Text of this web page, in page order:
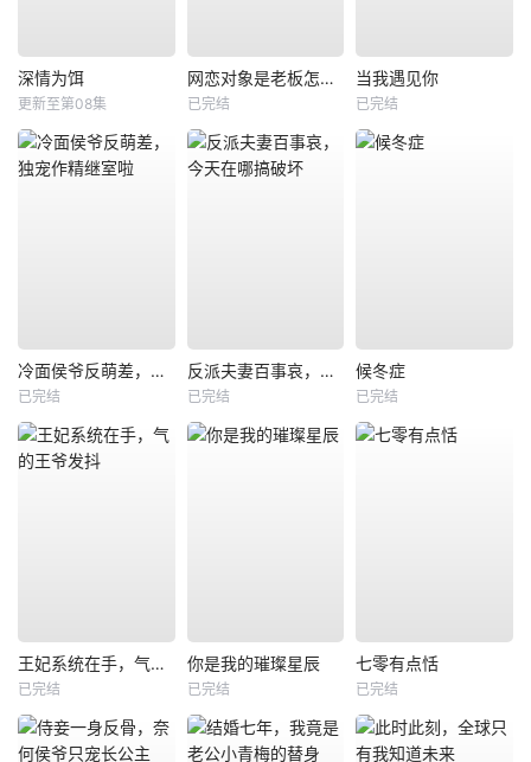
深情为饵
更新至第08集
网恋对象是老板怎么办
已完结
当我遇见你
已完结
冷面侯爷反萌差，独宠作精继室啦
已完结
反派夫妻百事哀，今天在哪搞破坏
已完结
候冬症
已完结
王妃系统在手，气的王爷发抖
已完结
你是我的璀璨星辰
已完结
七零有点恬
已完结